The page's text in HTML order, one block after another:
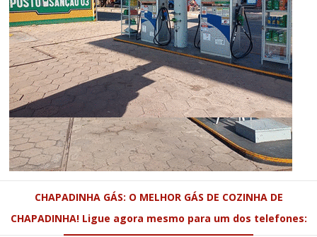
CHAPADINHA GÁS: O MELHOR GÁS DE COZINHA DE
CHAPADINHA! Ligue agora mesmo para um dos telefones: